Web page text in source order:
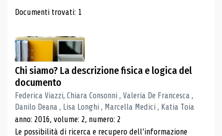
Risultati di ricerca
Documenti trovati: 1
Chi siamo? La descrizione fisica e logica del
documento
Federica Viazzi, Chiara Consonni , Valeria De Francesca ,
Danilo Deana , Lisa Longhi , Marcella Medici , Katia Toia
anno: 2016, volume: 2, numero: 2
Le possibilità di ricerca e recupero dell’informazione